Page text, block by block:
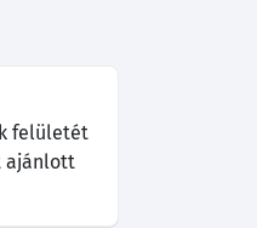
felületét
ajánlott